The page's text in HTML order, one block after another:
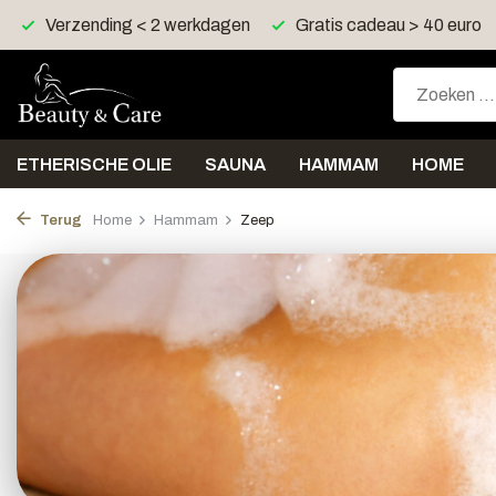
Gratis cadeau > 40 euro Gratis verzending > 30
ETHERISCHE OLIE SAUNA HAMMAM HOME
Terug Home Hammam Zeep